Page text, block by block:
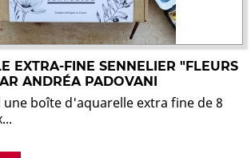
EXTRA-FINE SENNELIER "FLEURS
ANDRÉA PADOVANI
boîte d'aquarelle extra fine de 8